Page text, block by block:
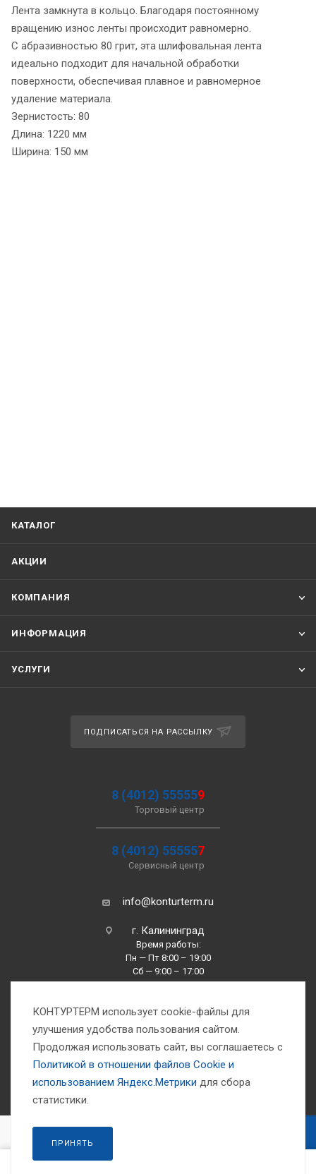
Лента замкнута в кольцо. Благодаря постоянному
вращению износ ленты происходит равномерно.
С абразивностью 80 грит, эта шлифовальная лента
идеально подходит для начальной обработки
поверхности, обеспечивая плавное и равномерное
удаление материала.
Зернистость: 80
Длина: 1220 мм
Ширина: 150 мм
КАТАЛОГ
АКЦИИ
КОМПАНИЯ
ИНФОРМАЦИЯ
УСЛУГИ
ПОДПИСАТЬСЯ НА РАССЫЛКУ
8 (4012) 555559
Торговый центр
8 (4012) 555557
Сервисный центр
info@konturterm.ru
г. Калининград
Время работы:
Пн — Пт 8:00 – 19:00
Сб — 9:00 – 17:00
Вс —10:00 – 16:00
1993-2026 © Компания «Контуртерм» — инженерно-торговый центр
КОНТУРТЕРМ использует cookie-файлы для
улучшения удобства пользования сайтом.
Продолжая использовать сайт, вы соглашаетесь с
Политикой в отношении файлов Сookie и
использованием Яндекс.Метрики для сбора
статистики.
ПРИНЯТЬ